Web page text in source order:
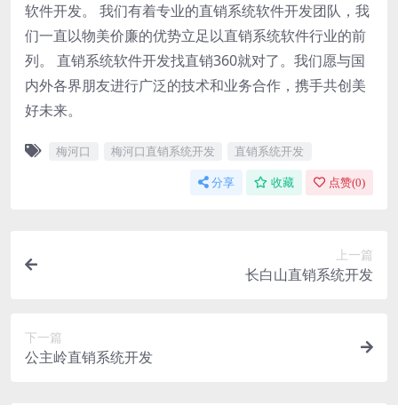
软件开发。 我们有着专业的直销系统软件开发团队，我
们一直以物美价廉的优势立足以直销系统软件行业的前
列。 直销系统软件开发找直销360就对了。我们愿与国
内外各界朋友进行广泛的技术和业务合作，携手共创美
好未来。
梅河口 梅河口直销系统开发 直销系统开发
分享 收藏 点赞(0)
上一篇
长白山直销系统开发
下一篇
公主岭直销系统开发